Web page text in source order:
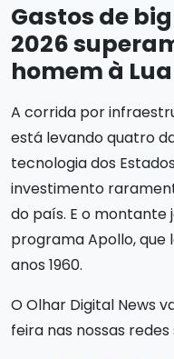
Gastos de
2026
homem à Lua
A corrida por
está levando quatro
tecnologia dos
investimento
do país. E o montante
programa Apollo, que
anos 1960.
O Olhar Digital News
feira nas nossas redes